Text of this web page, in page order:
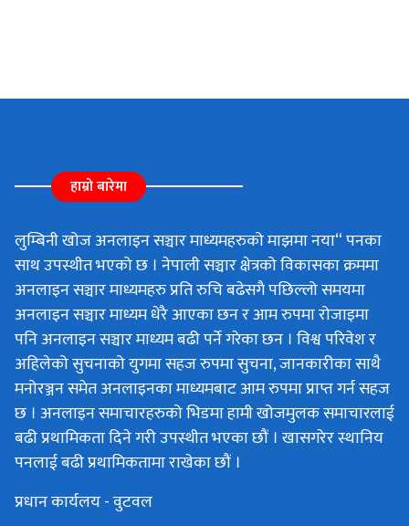
हाम्रो बारेमा
लुम्बिनी खोज अनलाइन सञ्चार माध्यमहरुको माझमा नया“ पनका
साथ उपस्थीत भएको छ । नेपाली सञ्चार क्षेत्रको विकासका क्रममा
अनलाइन सञ्चार माध्यमहरु प्रति रुचि बढेसगै पछिल्लो समयमा
अनलाइन सञ्चार माध्यम धेरै आएका छन र आम रुपमा रोजाइमा
पनि अनलाइन सञ्चार माध्यम बढी पर्ने गरेका छन । विश्व परिवेश र
अहिलेको सुचनाको युगमा सहज रुपमा सुचना, जानकारीका साथै
मनोरञ्जन समेत अनलाइनका माध्यमबाट आम रुपमा प्राप्त गर्न सहज
छ । अनलाइन समाचारहरुको भिडमा हामी खोजमुलक समाचारलाई
बढी प्रथामिकता दिने गरी उपस्थीत भएका छौं । खासगरेर स्थानिय
पनलाई बढी प्रथामिकतामा राखेका छौं ।
प्रधान कार्यलय - वुटवल